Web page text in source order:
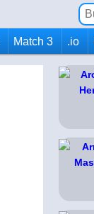
Match 3 .io